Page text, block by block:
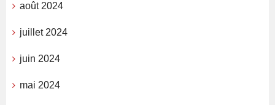
août 2024
juillet 2024
juin 2024
mai 2024